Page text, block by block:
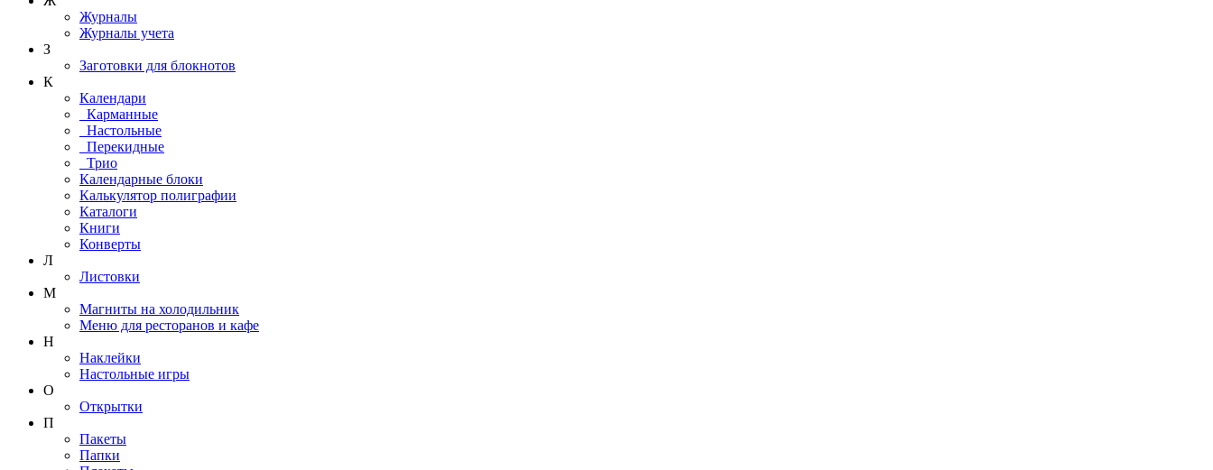
Журналы
Журналы учета
З
Заготовки для блокнотов
К
Календари
Карманные
Настольные
Перекидные
Трио
Календарные блоки
Калькулятор полиграфии
Каталоги
Книги
Конверты
Л
Листовки
М
Магниты на холодильник
Меню для ресторанов и кафе
Н
Наклейки
Настольные игры
О
Открытки
П
Пакеты
Папки